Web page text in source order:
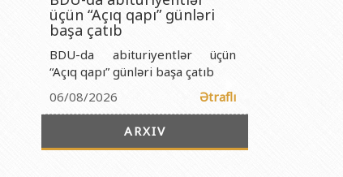
üçün “Açıq qapı” günləri
başa çatıb
BDU-da abituriyentlər üçün
“Açıq qapı” günləri başa çatıb
06/08/2026
Ətraflı
ARXIV